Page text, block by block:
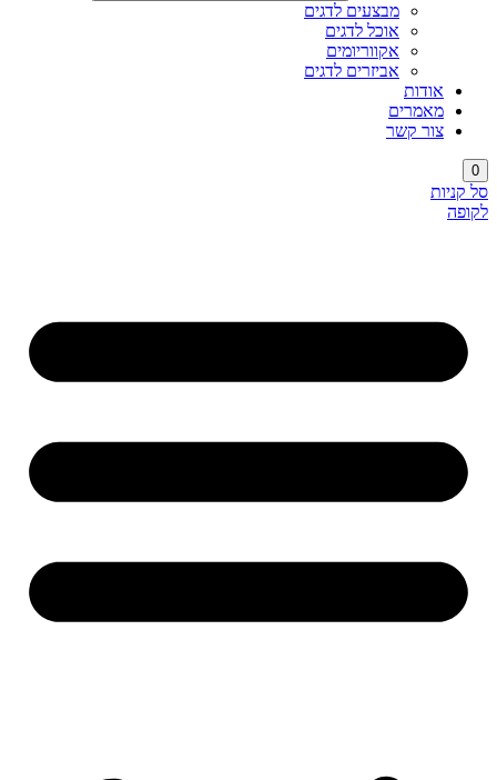
מבצעים לדגים
אוכל לדגים
אקווריומים
אביזרים לדגים
אודות
מאמרים
צור קשר
0
סל קניות
לקופה